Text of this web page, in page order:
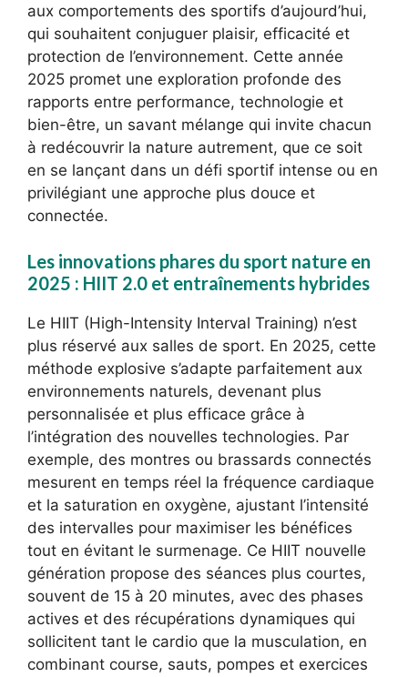
aux comportements des sportifs d’aujourd’hui,
qui souhaitent conjuguer plaisir, efficacité et
protection de l’environnement. Cette année
2025 promet une exploration profonde des
rapports entre performance, technologie et
bien-être, un savant mélange qui invite chacun
à redécouvrir la nature autrement, que ce soit
en se lançant dans un défi sportif intense ou en
privilégiant une approche plus douce et
connectée.
Les innovations phares du sport nature en
2025 : HIIT 2.0 et entraînements hybrides
Le HIIT (High-Intensity Interval Training) n’est
plus réservé aux salles de sport. En 2025, cette
méthode explosive s’adapte parfaitement aux
environnements naturels, devenant plus
personnalisée et plus efficace grâce à
l’intégration des nouvelles technologies. Par
exemple, des montres ou brassards connectés
mesurent en temps réel la fréquence cardiaque
et la saturation en oxygène, ajustant l’intensité
des intervalles pour maximiser les bénéfices
tout en évitant le surmenage. Ce HIIT nouvelle
génération propose des séances plus courtes,
souvent de 15 à 20 minutes, avec des phases
actives et des récupérations dynamiques qui
sollicitent tant le cardio que la musculation, en
combinant course, sauts, pompes et exercices